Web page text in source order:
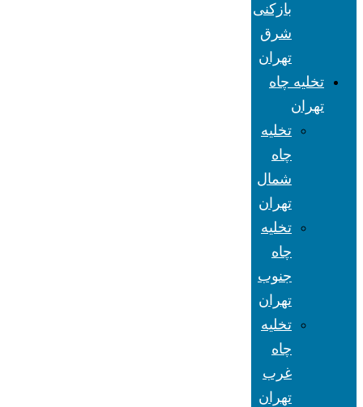
بازکنی
شرق
تهران
تخلیه چاه
تهران
تخلیه
چاه
شمال
تهران
تخلیه
چاه
جنوب
تهران
تخلیه
چاه
غرب
تهران